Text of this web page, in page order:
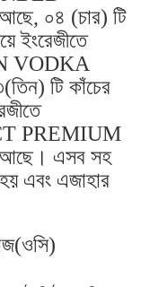
০৪ (চার) টি
ইংরেজীতে
VODKA
টি কাঁচের
PREMIUM
আছে। এসব সহ
এবং এজাহার